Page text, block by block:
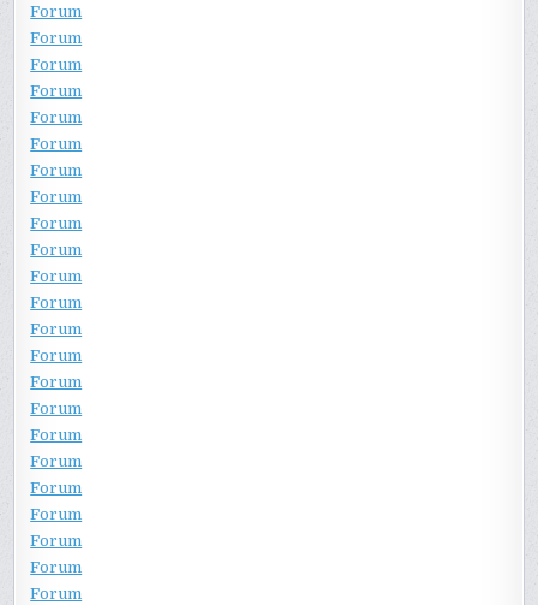
Forum
Forum
Forum
Forum
Forum
Forum
Forum
Forum
Forum
Forum
Forum
Forum
Forum
Forum
Forum
Forum
Forum
Forum
Forum
Forum
Forum
Forum
Forum